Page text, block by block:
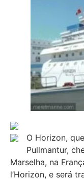
O Horizon,
Pullmantur,
Marselha, na
l’Horizon, e será